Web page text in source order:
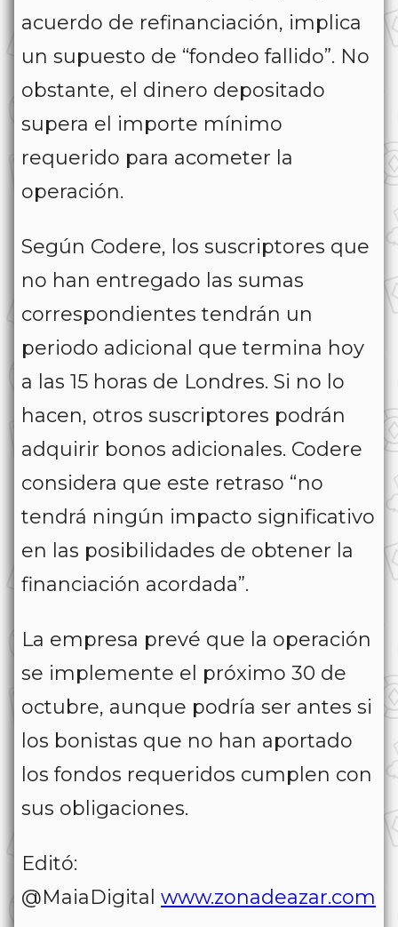
acuerdo de refinanciación, implica
un supuesto de “fondeo fallido”. No
obstante, el dinero depositado
supera el importe mínimo
requerido para acometer la
operación.
Según Codere, los suscriptores que
no han entregado las sumas
correspondientes tendrán un
periodo adicional que termina hoy
a las 15 horas de Londres. Si no lo
hacen, otros suscriptores podrán
adquirir bonos adicionales. Codere
considera que este retraso “no
tendrá ningún impacto significativo
en las posibilidades de obtener la
financiación acordada”.
La empresa prevé que la operación
se implemente el próximo 30 de
octubre, aunque podría ser antes si
los bonistas que no han aportado
los fondos requeridos cumplen con
sus obligaciones.
Editó:
@MaiaDigital www.zonadeazar.com